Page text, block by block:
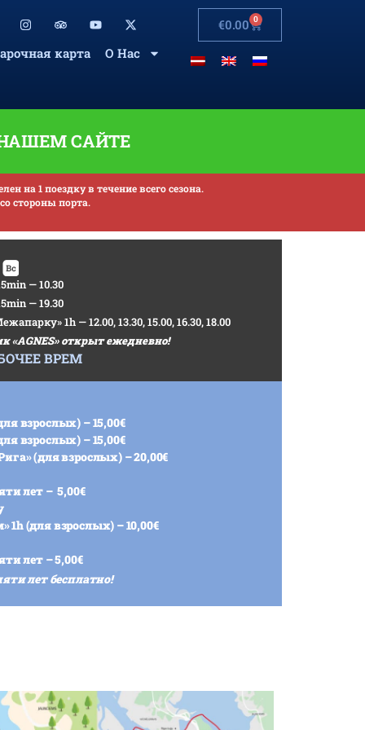
€0.00 0
карта О Нас
НАШЕМ САЙТЕ
на 1 поездку в течение всего сезона.
стороны порта.
— 10.30
— 19.30
1h — 12.00, 13.30, 15.00, 16.30, 18.00
«AGNES» открыт ежедневно!
ВРЕМ
взрослых) – 15,00€
взрослых) – 15,00€
(для взрослых) – 20,00€
лет – 5,00€
(для взрослых) – 10,00€
лет – 5,00€
лет бесплатно!